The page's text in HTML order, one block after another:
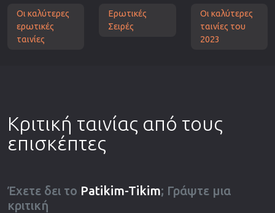
Οι καλύτερες
ερωτικές
ταινίες
Ερωτικές
Σειρές
Οι καλύτερες
ταινίες του
2023
Κριτική ταινίας από τους
επισκέπτες
Έχετε δει το Patikim-Tikim; Γράψτε μια
κριτική